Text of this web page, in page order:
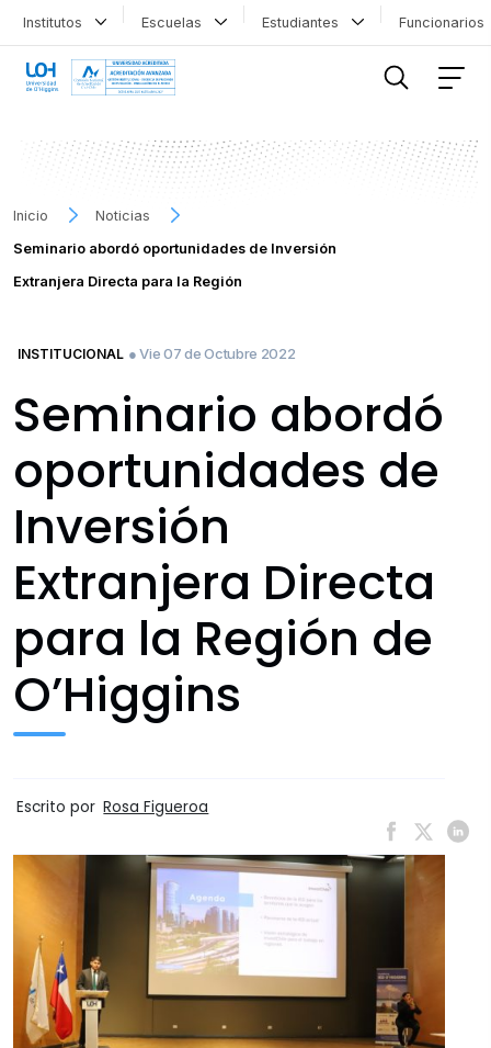
Institutos Escuelas Estudiantes
Inicio
Noticias
Seminario abordó oportunidades de Inversión
Extranjera Directa para la Región
INSTITUCIONAL ● Vie 07 de Octubre 2022
Seminario abordó
oportunidades de
Inversión
Extranjera Directa
para la Región de
O’Higgins
Escrito por Rosa Figueroa